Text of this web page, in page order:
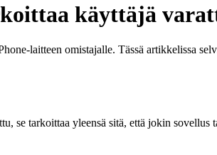
käyttäjä
laitteen omistajalle. Tässä artikkelissa
se tarkoittaa yleensä sitä, että jokin